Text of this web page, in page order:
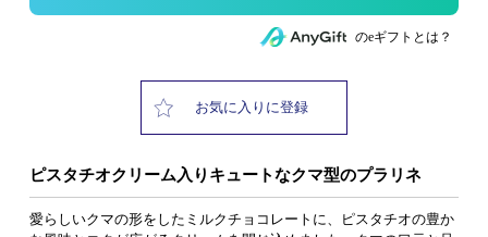
のeギフトとは？
お気に入りに登録
ピスタチオクリーム入りキュートなクマ型のプラリネ
愛らしいクマの形をしたミルクチョコレートに、ピスタチオの豊か